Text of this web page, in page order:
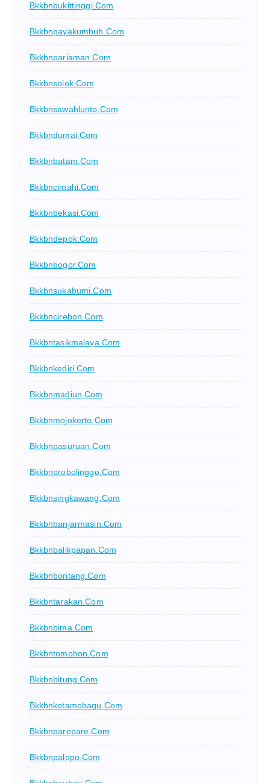
Bkkbnbukittinggi.com
Bkkbnpayakumbuh.com
Bkkbnpariaman.com
Bkkbnsolok.com
Bkkbnsawahlunto.com
Bkkbndumai.com
Bkkbnbatam.com
Bkkbncimahi.com
Bkkbnbekasi.com
Bkkbndepok.com
Bkkbnbogor.com
Bkkbnsukabumi.com
Bkkbncirebon.com
Bkkbntasikmalaya.com
Bkkbnkediri.com
Bkkbnmadiun.com
Bkkbnmojokerto.com
Bkkbnpasuruan.com
Bkkbnprobolinggo.com
Bkkbnsingkawang.com
Bkkbnbanjarmasin.com
Bkkbnbalikpapan.com
Bkkbnbontang.com
Bkkbntarakan.com
Bkkbnbima.com
Bkkbntomohon.com
Bkkbnbitung.com
Bkkbnkotamobagu.com
Bkkbnparepare.com
Bkkbnpalopo.com